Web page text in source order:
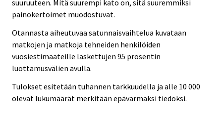
suuruuteen. Mitä suurempi kato on, sitä suuremmiksi
painokertoimet muodostuvat.
Otannasta aiheutuvaa satunnaisvaihtelua kuvataan
matkojen ja matkoja tehneiden henkilöiden
vuosiestimaateille laskettujen 95 prosentin
luottamusvälien avulla.
Tulokset esitetään tuhannen tarkkuudella ja alle 10 000
olevat lukumäärät merkitään epävarmaksi tiedoksi.